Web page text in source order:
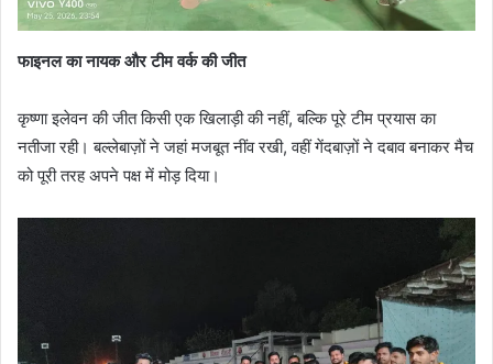
फाइनल का नायक और टीम वर्क की जीत
कृष्णा इलेवन की जीत किसी एक खिलाड़ी की नहीं, बल्कि पूरे टीम प्रयास का
नतीजा रही। बल्लेबाज़ों ने जहां मजबूत नींव रखी, वहीं गेंदबाज़ों ने दबाव बनाकर मैच
को पूरी तरह अपने पक्ष में मोड़ दिया।